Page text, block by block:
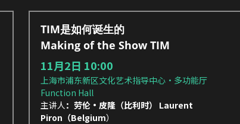
TIM是如何诞生的
Making of the Show TIM
11月2日 10:00
上海市浦东新区文化艺术指导中心·多功能厅
Function Hall
主讲人 ：劳伦·皮隆（比利时） Laurent
Piron（Belgium）